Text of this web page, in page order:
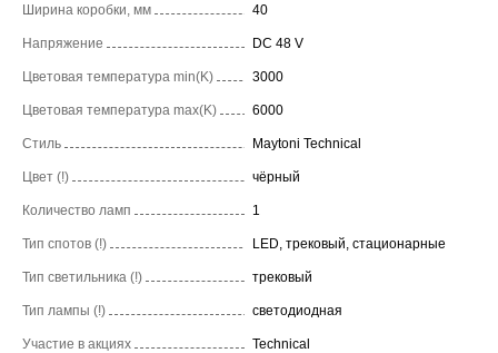
Ширина коробки, мм 40
Напряжение DC 48 V
Цветовая температура min(K) 3000
Цветовая температура max(K) 6000
Стиль Maytoni Technical
Цвет (!) чёрный
Количество ламп 1
Тип спотов (!) LED, трековый, стационарные
Тип светильника (!) трековый
Тип лампы (!) светодиодная
Участие в акциях Technical